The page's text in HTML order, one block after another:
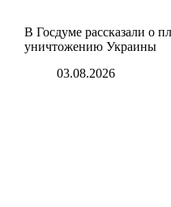
В Госдуме рассказали о
уничтожению Украины
03.08.2026